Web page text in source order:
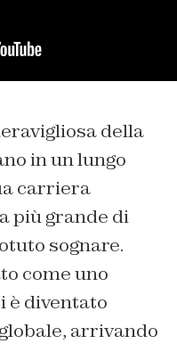
della
in un lungo
carriera
più grande di
sognare.
come uno
è diventato
arrivando